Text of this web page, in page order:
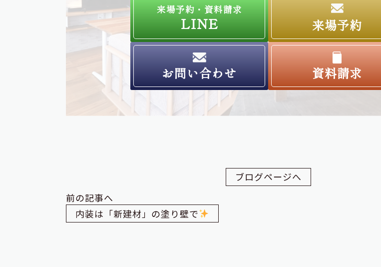
来場予約・資料請求
LINE 来場予約
お問い合わせ 資料請求
ブログページへ
前の記事へ
内装は「新建材」の塗り壁で